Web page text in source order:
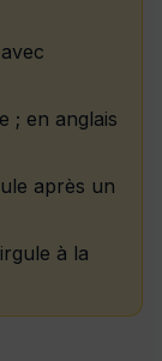
; en anglais
après un
à la